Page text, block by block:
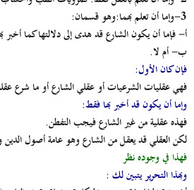
3-وإما أن تعلم بهما
:وهو قسمان:
أ‌-فإما أن يكون الشارع قد هدى إلى دلالتها كما أخبر
ب‌-أم لا.
فإن كان الأول:
فهي عقليات الشرعيات أو عقلي الشارع أو ما شرع
وإما أن يكون قد أخبر بها فقط:
فهذه عقلية من غير الشارع فيجب التفطن.
لكن العقلي قد يعقل من الشارع وهو عامة أصول الدين
فهذا في وجوده نظر
وبهذا التحرير يتبين لك: